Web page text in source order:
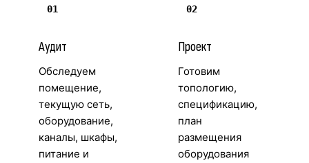
01
Аудит
Обследуем
помещение,
текущую сеть,
оборудование,
каналы, шкафы,
питание и
02
Проект
Готовим
топологию,
спецификацию,
план
размещения
оборудования